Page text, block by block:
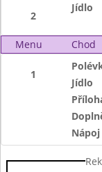
2
Jídlo
Menu Chod
1
Jídlo
Nápoj